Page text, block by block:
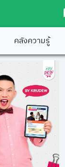
คลังความรู้